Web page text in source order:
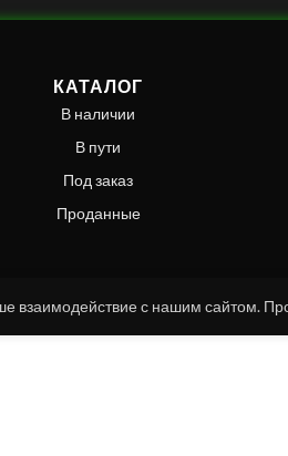
КАТАЛОГ
В наличии
В пути
Под заказ
Проданные
с нашим сайтом.